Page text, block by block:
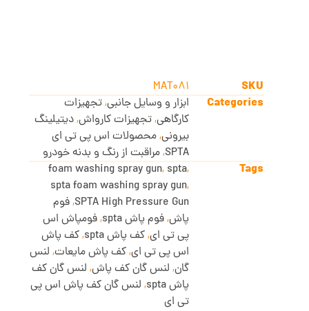
SKU
MAT081
Categories ابزار و وسایل جانبی,تجهیزات
کارگاهی,تجهیزات کارواش,دیتیلینگ
بیرونی,محصولات اس پی تی ای
SPTA
,مراقبت از رنگ و بدنه خودرو
Tags
foam washing spray gun, spta,
spta foam washing spray gun,
SPTA High Pressure Gun
,فوم
پاش,فوم پاش spta ,فومپاش اس
پی تی ای,کف پاش spta ,کف پاش
اس پی تی ای,کف پاش مایعات, لنس
گان, لنس گان کف پاش, لنس گان کف
پاش spta
, لنس گان کف پاش اس پی
تی ای